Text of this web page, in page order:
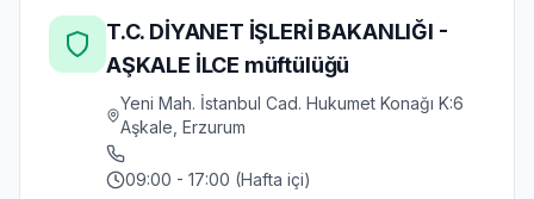
T.C. DİYANET İŞLERİ BAKANLIĞI -
AŞKALE İLCE müftülüğü
Yeni Mah. İstanbul Cad. Hukumet Konağı K:6
Aşkale, Erzurum
09:00 - 17:00 (Hafta içi)